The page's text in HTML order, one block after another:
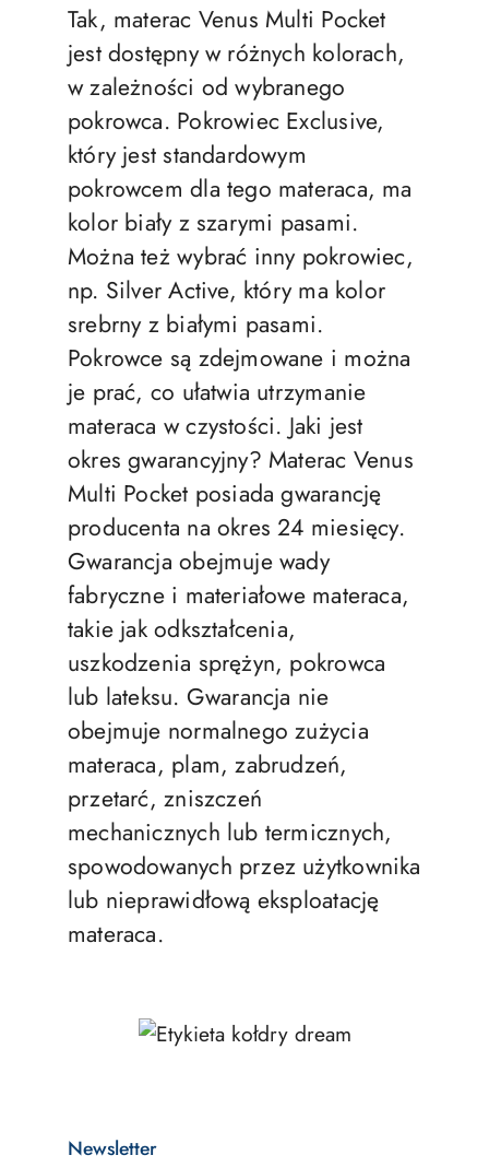
Tak, materac Venus Multi Pocket
jest dostępny w różnych kolorach,
w zależności od wybranego
pokrowca. Pokrowiec Exclusive,
który jest standardowym
pokrowcem dla tego materaca, ma
kolor biały z szarymi pasami.
Można też wybrać inny pokrowiec,
np. Silver Active, który ma kolor
srebrny z białymi pasami.
Pokrowce są zdejmowane i można
je prać, co ułatwia utrzymanie
materaca w czystości. Jaki jest
okres gwarancyjny? Materac Venus
Multi Pocket posiada gwarancję
producenta na okres 24 miesięcy.
Gwarancja obejmuje wady
fabryczne i materiałowe materaca,
takie jak odkształcenia,
uszkodzenia sprężyn, pokrowca
lub lateksu. Gwarancja nie
obejmuje normalnego zużycia
materaca, plam, zabrudzeń,
przetarć, zniszczeń
mechanicznych lub termicznych,
spowodowanych przez użytkownika
lub nieprawidłową eksploatację
materaca.
Newsletter